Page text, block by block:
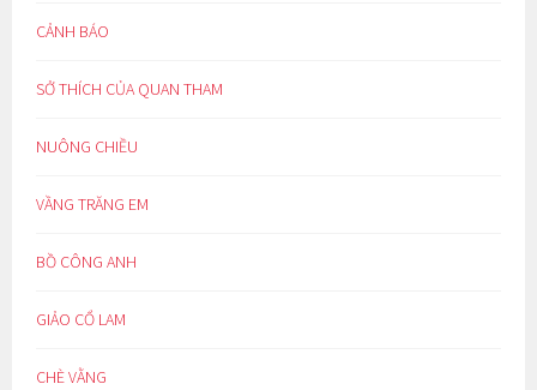
CẢNH BÁO
SỞ THÍCH CỦA QUAN THAM
NUÔNG CHIỀU
VẦNG TRĂNG EM
BỒ CÔNG ANH
GIẢO CỔ LAM
CHÈ VẰNG